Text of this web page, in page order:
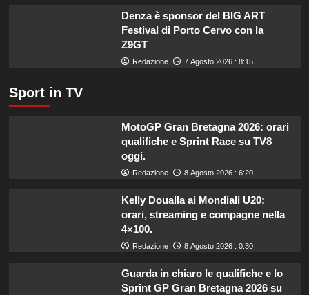
Denza è sponsor del BIG ART
Festival di Porto Cervo con la
Z9GT
Redazione 7 Agosto 2026 : 8:15
Sport in TV
MotoGP Gran Bretagna 2026: orari
qualifiche e Sprint Race su TV8
oggi.
Redazione 8 Agosto 2026 : 6:20
Kelly Doualla ai Mondiali U20:
orari, streaming e compagne nella
4×100.
Redazione 8 Agosto 2026 : 0:30
Guarda in chiaro le qualifiche e lo
Sprint GP Gran Bretagna 2026 su